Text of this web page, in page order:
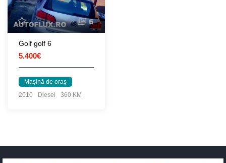
6
Golf golf 6
5.400€
Mașină de oraș
2010
Diesel 360 KM